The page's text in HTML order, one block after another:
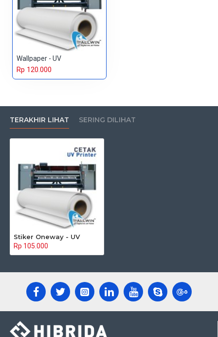
Wallpaper - UV
Rp 120.000
TERAKHIR LIHAT SERING DILIHAT
Stiker Oneway - UV
Rp 105.000